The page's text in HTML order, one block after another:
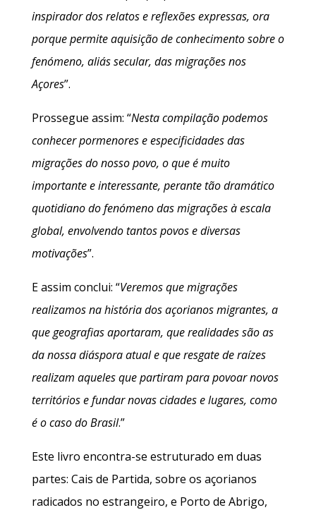
inspirador dos relatos e reflexões expressas, ora
porque permite aquisição de conhecimento sobre o
fenómeno, aliás secular, das migrações nos
Açores”.
Prossegue assim: “Nesta compilação podemos
conhecer pormenores e especificidades das
migrações do nosso povo, o que é muito
importante e interessante, perante tão dramático
quotidiano do fenómeno das migrações à escala
global, envolvendo tantos povos e diversas
motivações”.
E assim conclui: “Veremos que migrações
realizamos na história dos açorianos migrantes, a
que geografias aportaram, que realidades são as
da nossa diáspora atual e que resgate de raízes
realizam aqueles que partiram para povoar novos
territórios e fundar novas cidades e lugares, como
é o caso do Brasil.”
Este livro encontra-se estruturado em duas
partes: Cais de Partida, sobre os açorianos
radicados no estrangeiro, e Porto de Abrigo,